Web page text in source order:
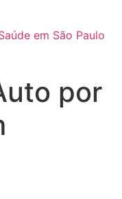
em São Paulo
por